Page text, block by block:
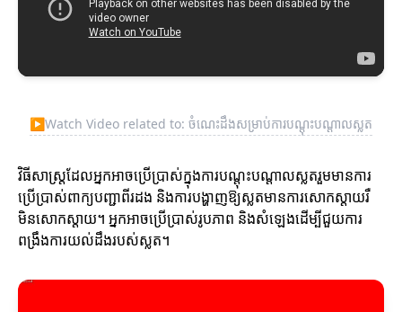
▶Watch Video related to: ចំណេះដឹងសម្រាប់ការបណ្តុះបណ្តាលស្លត
វិធីសាស្ត្រដែលអ្នកអាចប្រើប្រាស់ក្នុងការបណ្តុះបណ្តាលស្លតរួមមានការ
ប្រើប្រាស់ពាក្យបញ្ជាពីរដង និងការបង្ហាញឱ្យស្លតមានការសោកស្តាយរឺ
មិនសោកស្តាយ។ អ្នកអាចប្រើប្រាស់រូបភាព និងសំឡេងដើម្បីជួយការ
ពង្រឹងការយល់ដឹងរបស់ស្លត។